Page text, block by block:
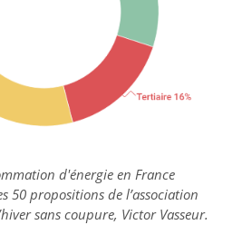
d'énergie en France
50 propositions de l’association
sans coupure, Victor Vasseur.